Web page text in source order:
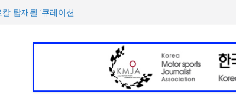
최초 브랜드 팝업
패키지 선보이며 본
수상 2개·본상 15개